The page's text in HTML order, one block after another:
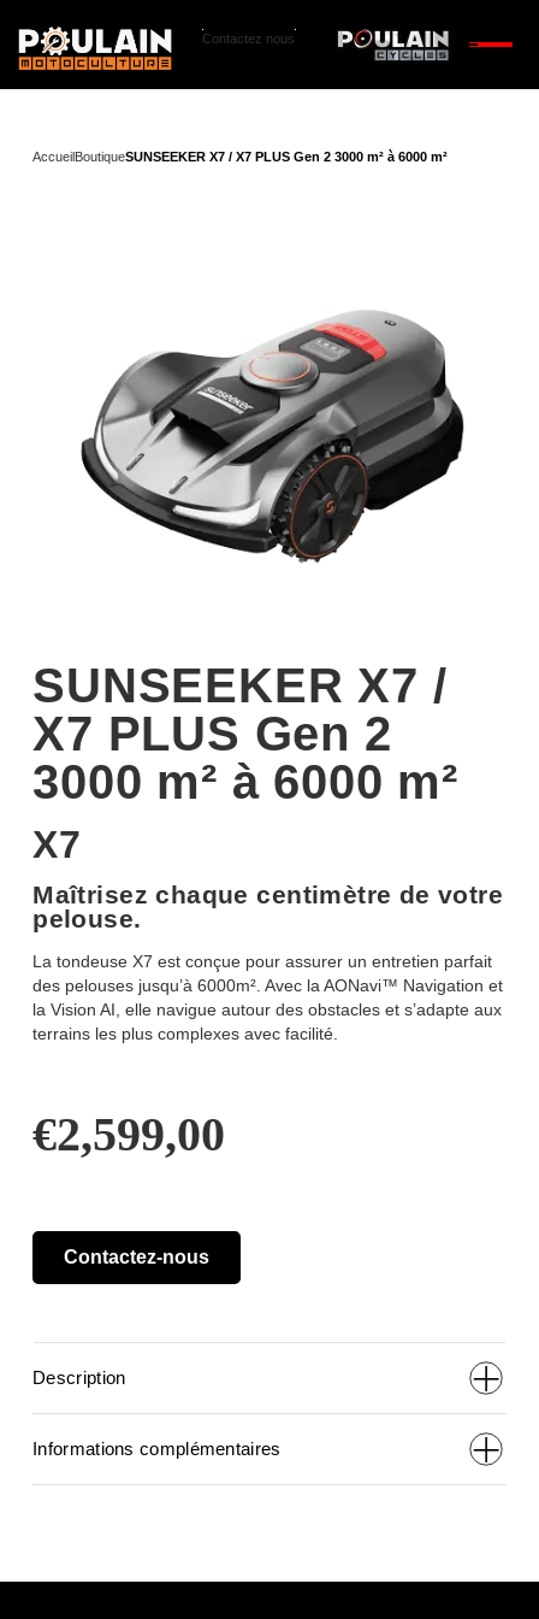
Contactez nous
AccueilBoutiqueSUNSEEKER X7 / X7 PLUS Gen 2 3000 m² à 6000 m²
SUNSEEKER X7 /
X7 PLUS Gen 2
3000 m² à 6000 m²
X7
Maîtrisez chaque centimètre de votre
pelouse.
La tondeuse X7 est conçue pour assurer un entretien parfait
des pelouses jusqu’à 6000m². Avec la AONavi™ Navigation et
la Vision AI, elle navigue autour des obstacles et s’adapte aux
terrains les plus complexes avec facilité.
€2,599,00
Contactez-nous
Description
Informations complémentaires